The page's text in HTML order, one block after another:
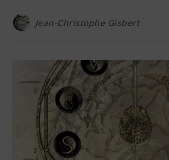
Jean-Christophe Gisbert